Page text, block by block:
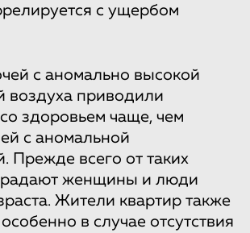
с ущербом
с аномально высокой
воздуха приводили
здоровьем чаще, чем
с аномальной
Прежде всего от таких
женщины и люди
Жители квартир также
в случае отсутствия